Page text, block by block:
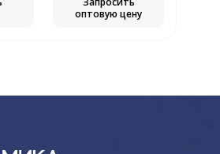
оптовую цену